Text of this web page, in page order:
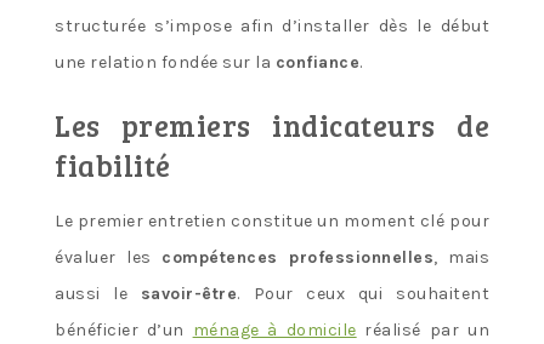
structurée s’impose afin d’installer dès le début
une relation fondée sur la confiance.
Les premiers indicateurs de
fiabilité
Le premier entretien constitue un moment clé pour
évaluer les compétences professionnelles, mais
aussi le savoir-être. Pour ceux qui souhaitent
bénéficier d’un ménage à domicile réalisé par un